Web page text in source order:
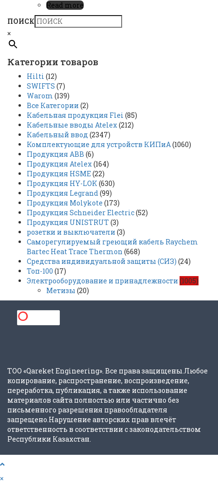
Read more
ПОИСК
×
Категории товаров
Hilti (12)
SWIFTS (7)
Warom (139)
Все Категории (2)
Кабельная продукция Flei (85)
Кабельные вводы Atelex(212)
Кабельный ввод (2347)
Комплектующие для устройств КИПиА(1060)
Продукция ABB (6)
Продукция Atelex(164)
Продукция HSME(22)
Продукция HY-LOK (630)
Продукция Legrand(99)
Продукция Molykote (173)
Продукция Schneider Electric(52)
Продукция UNISTRUT (3)
розетки и выключатели (3)
Саморегулируемый греющий кабель Raychem
Bartec Heat Trace Thermon (668)
Средства индивидуальной защиты (СИЗ) (24)
Топ-100 (17)
Электрооборудование и принадлежности (1005)
Метизы (20)
ТОО «Qareket Engineering». Все права защищены.Любое
копирование, распространение, воспроизведение,
переработка, публикация, а также использование
материалов сайта полностью или частично без
письменного разрешения правообладателя
запрещено.Нарушение авторских прав влечёт
ответственность в соответствии с законодательством
Республики Казахстан.
×